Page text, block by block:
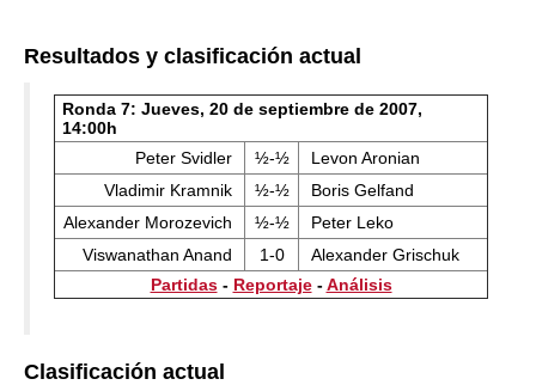
Resultados y clasificación actual
Ronda 7: Jueves, 20 de septiembre de 2007,
14:00h
Peter Svidler
½-½
Levon Aronian
Vladimir Kramnik
½-½
Boris Gelfand
Alexander Morozevich
½-½
Peter Leko
Viswanathan Anand
1-0
Alexander Grischuk
Partidas- Reportaje-Análisis
Clasificación actual